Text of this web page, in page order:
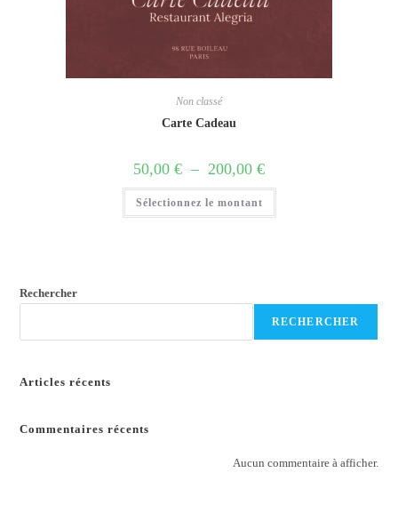
Non classé
Carte Cadeau
50,00 € – 200,00 €
Sélectionnez le montant
Rechercher
RECHERCHER
Articles récents
Commentaires récents
Aucun commentaire à afficher.